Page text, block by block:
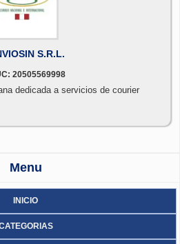
S.R.L.
20505569998
dedicada a servicios de courier
Menu
INICIO